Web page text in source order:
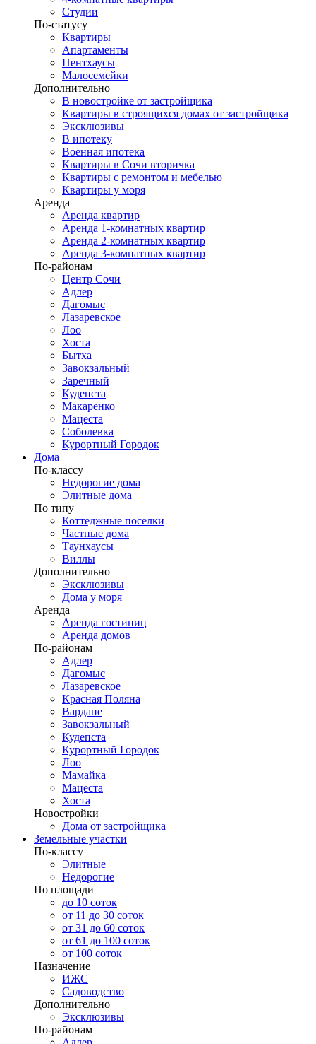
Студии
По-статусу
Квартиры
Апартаменты
Пентхаусы
Малосемейки
Дополнительно
В новостройке от застройщика
Квартиры в строящихся домах от застройщика
Эксклюзивы
В ипотеку
Военная ипотека
Квартиры в Сочи вторичка
Квартиры с ремонтом и мебелью
Квартиры у моря
Аренда
Аренда квартир
Аренда 1-комнатных квартир
Аренда 2-комнатных квартир
Аренда 3-комнатных квартир
По-районам
Центр Сочи
Адлер
Дагомыс
Лазаревское
Лоо
Хоста
Бытха
Завокзальный
Заречный
Кудепста
Макаренко
Мацеста
Соболевка
Курортный Городок
Дома
По-классу
Недорогие дома
Элитные дома
По типу
Коттеджные поселки
Частные дома
Таунхаусы
Виллы
Дополнительно
Эксклюзивы
Дома у моря
Аренда
Аренда гостиниц
Аренда домов
По-районам
Адлер
Дагомыс
Лазаревское
Красная Поляна
Вардане
Завокзальный
Кудепста
Курортный Городок
Лоо
Мамайка
Мацеста
Хоста
Новостройки
Дома от застройщика
Земельные участки
По-классу
Элитные
Недорогие
По площади
до 10 соток
от 11 до 30 соток
от 31 до 60 соток
от 61 до 100 соток
от 100 соток
Назначение
ИЖС
Садоводство
Дополнительно
Эксклюзивы
По-районам